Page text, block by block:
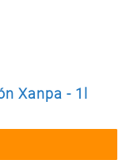
Xanpa - 1l